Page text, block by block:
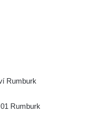
Rumburk
Rumburk